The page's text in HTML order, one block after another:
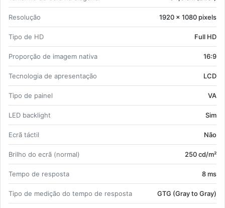
Re­so­lução 1920 x 1080 pi­xels
Tipo de HD Full HD
Pro­porção de imagem na­tiva 16:9
Tec­no­logia de apre­sen­tação LCD
Tipo de painel VA
LED bac­klight Sim
Ecrã táctil Não
Brilho do ecrã (normal) 250 cd/m²
Tempo de res­posta 8 ms
Tipo de me­dição do tempo de res­posta GTG (Gray to Gray)